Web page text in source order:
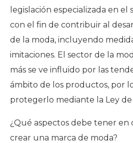
legislación especializada en el
con el fin de contribuir al
de la moda, incluyendo
imitaciones. El sector de la
más se ve influido por las
ámbito de los productos, por
protegerlo mediante la Ley de
¿Qué aspectos debe tener en
crear una marca de moda?